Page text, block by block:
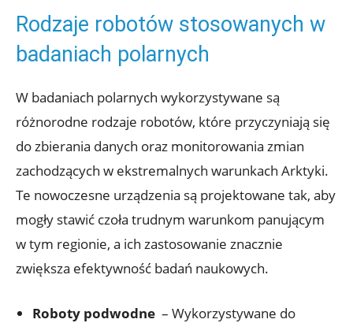
Rodzaje robotów stosowanych​ w
badaniach polarnych
W badaniach ‍polarnych‌ wykorzystywane⁣ są
różnorodne rodzaje‌ robotów, które przyczyniają się
⁣do zbierania danych​ oraz monitorowania zmian
zachodzących w​ ekstremalnych warunkach Arktyki.
⁢Te nowoczesne urządzenia ‍są projektowane tak, aby
⁤mogły stawić⁤ czoła trudnym warunkom panującym
w tym regionie,⁤ a⁤ ich zastosowanie znacznie
zwiększa efektywność badań naukowych.
Roboty​ podwodne ⁤ – Wykorzystywane⁢ do⁣